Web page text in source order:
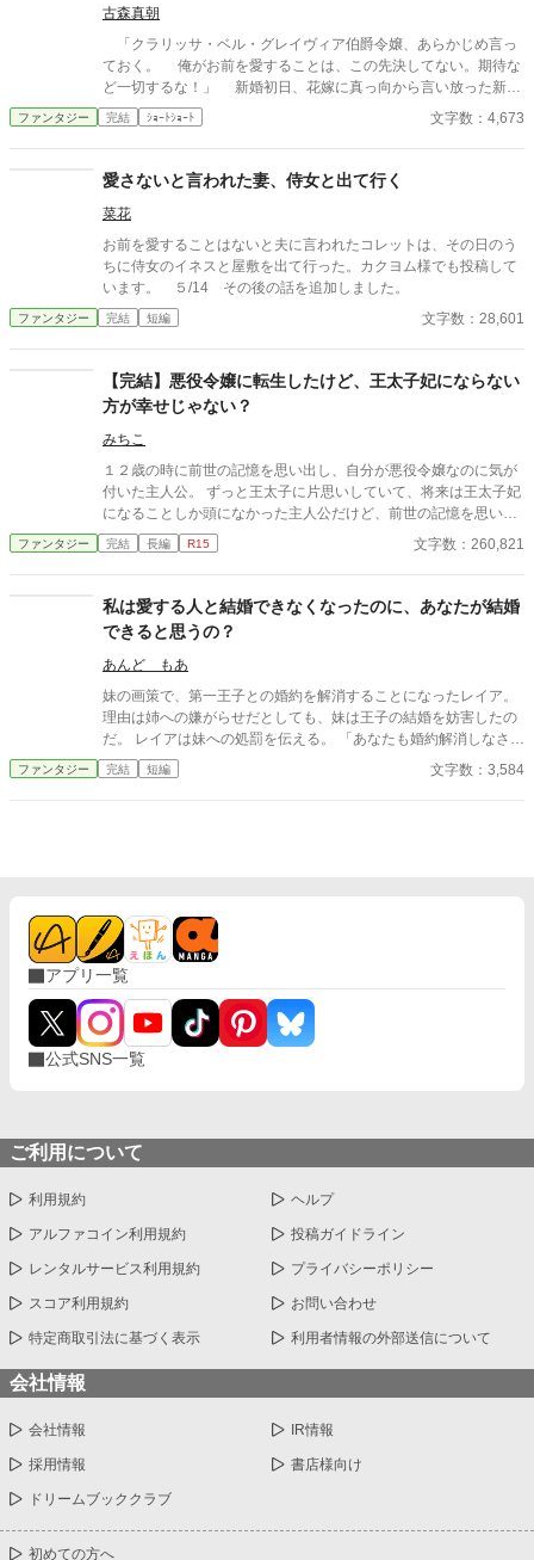
古森真朝
「クラリッサ・ベル・グレイヴィア伯爵令嬢、あらかじめ言っ
ておく。 俺がお前を愛することは、この先決してない。期待な
ど一切するな！」 新婚初日、花嫁に真っ向から言い放った新郎
アドルフ。それに対して、クラリッサが返したのは―― ※ぬるい
ですがホラー要素があります。苦手な方はご注意ください。
ファンタジー 完結 ｼｮｰﾄｼｮｰﾄ 文字数：4,673
愛さないと言われた妻、侍女と出て行く
菜花
お前を愛することはないと夫に言われたコレットは、その日のう
ちに侍女のイネスと屋敷を出て行った。カクヨム様でも投稿して
います。 ５/14 その後の話を追加しました。
ファンタジー 完結 短編 文字数：28,601
【完結】悪役令嬢に転生したけど、王太子妃にならない
方が幸せじゃない？
みちこ
１２歳の時に前世の記憶を思い出し、自分が悪役令嬢なのに気が
付いた主人公。 ずっと王太子に片思いしていて、将来は王太子妃
になることしか頭になかった主人公だけど、前世の記憶を思い出
したことで、王太子の何が良かったのか疑問に思うようになる
色々としがらみがある王太子妃になるより、このまま公爵家の娘
ファンタジー 完結 長編 R15 文字数：260,821
私は愛する人と結婚できなくなったのに、あなたが結婚
できると思うの？
あんど もあ
妹の画策で、第一王子との婚約を解消することになったレイア。
理由は姉への嫌がらせだとしても、妹は王子の結婚を妨害したの
だ。 レイアは妹への処罰を伝える。 「あなたも婚約解消しなさ
い」
ファンタジー 完結 短編 文字数：3,584
アプリ一覧
公式SNS一覧
ご利用について
利用規約 ヘルプ
アルファコイン利用規約 投稿ガイドライン
レンタルサービス利用規約 プライバシーポリシー
スコア利用規約 お問い合わせ
特定商取引法に基づく表示 利用者情報の外部送信について
会社情報
会社情報 IR情報
採用情報 書店様向け
ドリームブッククラブ
初めての方へ